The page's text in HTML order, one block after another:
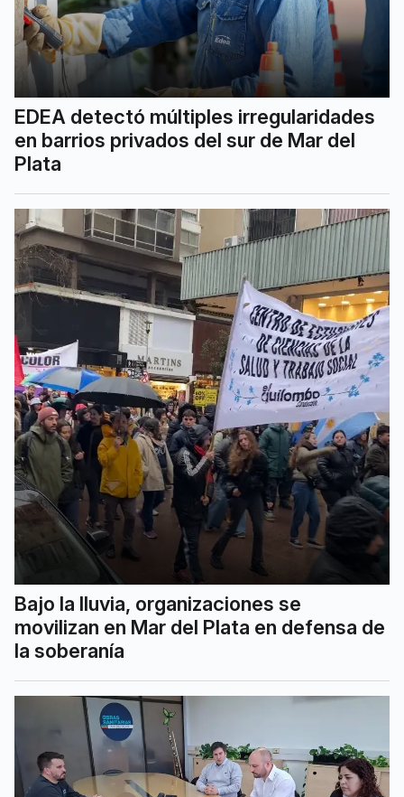
EDEA detectó múltiples irregularidades
en barrios privados del sur de Mar del
Plata
Bajo la lluvia, organizaciones se
movilizan en Mar del Plata en defensa de
la soberanía